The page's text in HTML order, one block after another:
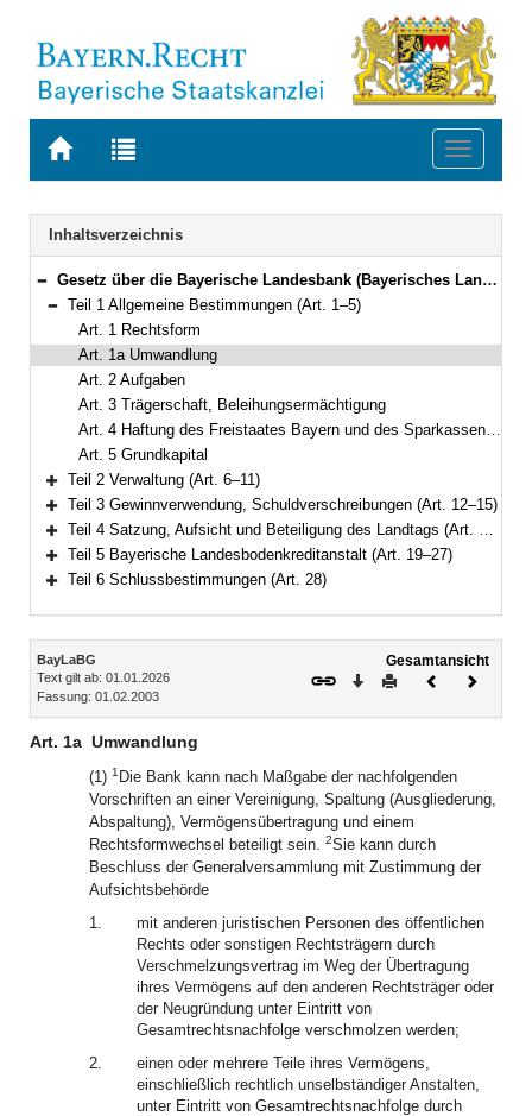
Zur
BAYERN.RECHT
Zur
letzten
Suche
Toggle
Navigation
Inhaltsverzeichnis
Bereich reduzieren
Gesetz über die Bayerische Landesbank (Bayerisches Landesbank-Gesetz – BayLaBG) in der Fassung der Bekanntmachung vom 1. Februar 2003 (GVBl. S. 54, ber. S. 316) BayRS 762-6-F (Art. 1–28)
Bereich reduzieren
Teil 1 Allgemeine Bestimmungen (Art. 1–5)
Art. 1 Rechtsform
Art. 1a Umwandlung
Art. 2 Aufgaben
Art. 3 Trägerschaft, Beleihungsermächtigung
Art. 4 Haftung des Freistaates Bayern und des Sparkassenverbands Bayern
Art. 5 Grundkapital
Bereich erweitern
Teil 2 Verwaltung (Art. 6–11)
Bereich erweitern
Teil 3 Gewinnverwendung, Schuldverschreibungen (Art. 12–15)
Bereich erweitern
Teil 4 Satzung, Aufsicht und Beteiligung des Landtags (Art. 16–18a)
Bereich erweitern
Teil 5 Bayerische Landesbodenkreditanstalt (Art. 19–27)
Teil 6 Schlussbestimmungen (Art. 28)
Inhalt
BayLaBG
Text gilt ab: 01.01.2026
Fassung: 01.02.2003
Gesamtansicht
Download
DruckenVorheriges
Art. 1a Umwandlung
(1) 1 Die Bank kann nach Maßgabe der nachfolgenden
Vorschriften an einer Vereinigung, Spaltung (Ausgliederung,
Abspaltung), Vermögensübertragung und einem
Rechtsformwechsel beteiligt sein. 2Sie kann durch
Beschluss der Generalversammlung mit Zustimmung der
Aufsichtsbehörde
1.
mit anderen juristischen Personen des öffentlichen
Rechts oder sonstigen Rechtsträgern durch
Verschmelzungsvertrag im Weg der Übertragung
ihres Vermögens auf den anderen Rechtsträger oder
der Neugründung unter Eintritt von
Gesamtrechtsnachfolge verschmolzen werden;
2.
einen oder mehrere Teile ihres Vermögens,
einschließlich rechtlich unselbständiger Anstalten,
unter Eintritt von Gesamtrechtsnachfolge durch